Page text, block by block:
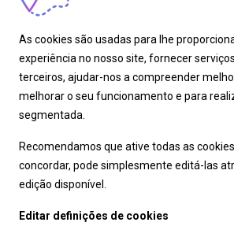
As cookies são usadas para lhe
experiência no nosso site, fornecer
terceiros, ajudar-nos a compreender
melhorar o seu funcionamento e para
segmentada.
Recomendamos que ative todas as
concordar, pode simplesmente editá-las
edição disponível.
Editar definições de cookies